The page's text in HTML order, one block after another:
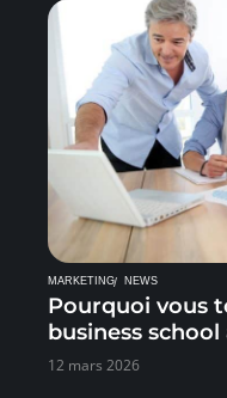
MARKETING NEWS
Pourquoi vous
business
12 mars 2026